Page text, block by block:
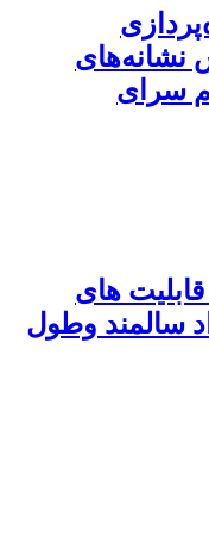
نشانه‌های
سرای
های
سالمند وطول